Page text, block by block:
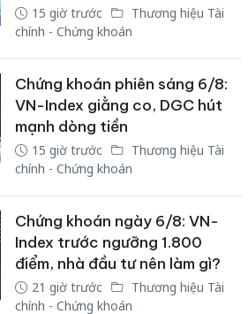
15 giờ trước
Thương hiệu Tài
chính - Chứng khoán
Chứng khoán phiên sáng 6/8:
VN-Index giằng co, DGC hút
mạnh dòng tiền
15 giờ trước
Thương hiệu Tài
chính - Chứng khoán
Chứng khoán ngày 6/8: VN-
Index trước ngưỡng 1.800
điểm, nhà đầu tư nên làm gì?
21 giờ trước
Thương hiệu Tài
chính - Chứng khoán